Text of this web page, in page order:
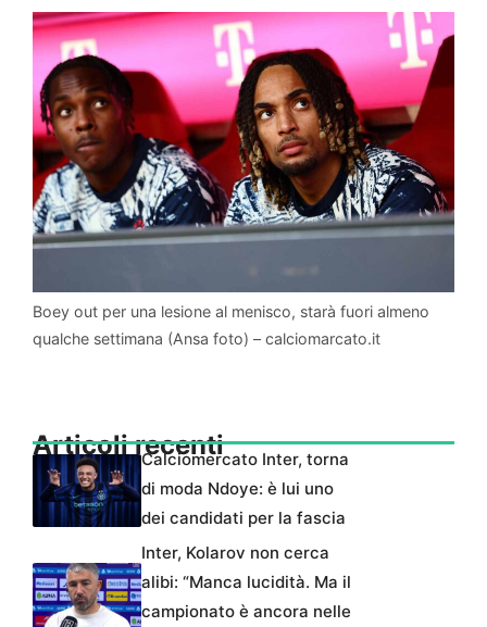
Boey out per una lesione al menisco, starà fuori almeno
qualche settimana (Ansa foto) – calciomarcato.it
Articoli recentiCalciomercato Inter, torna
di moda Ndoye: è lui uno
dei candidati per la fascia
Inter, Kolarov non cerca
alibi: “Manca lucidità. Ma il
campionato è ancora nelle